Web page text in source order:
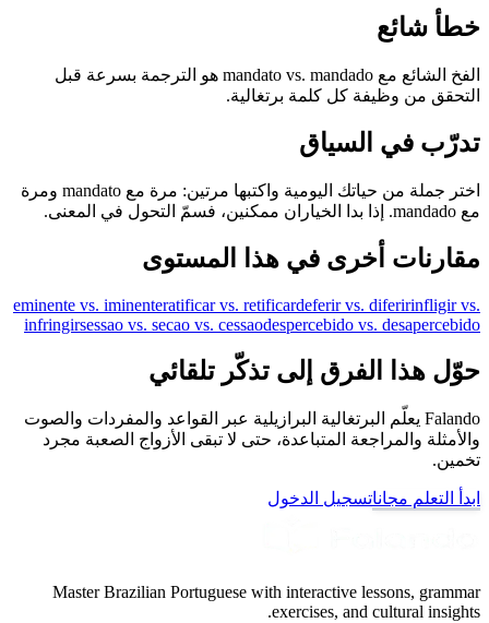
خطأ شائع
الفخ الشائع مع mandato vs. mandado هو الترجمة بسرعة قبل
التحقق من وظيفة كل كلمة برتغالية.
تدرّب في السياق
اختر جملة من حياتك اليومية واكتبها مرتين: مرة مع mandato ومرة
مع mandado. إذا بدا الخياران ممكنين، فسمّ التحول في المعنى.
مقارنات أخرى في هذا المستوى
eminente vs. iminenteratificar vs. retificardeferir vs. diferirinfligir vs.
infringirsessao vs. secao vs. cessaodespercebido vs. desapercebido
حوّل هذا الفرق إلى تذكّر تلقائي
Falando يعلّم البرتغالية البرازيلية عبر القواعد والمفردات والصوت
والأمثلة والمراجعة المتباعدة، حتى لا تبقى الأزواج الصعبة مجرد
تخمين.
ابدأ التعلم مجاناتسجيل الدخول
Master Brazilian Portuguese with interactive lessons, grammar
exercises, and cultural insights.